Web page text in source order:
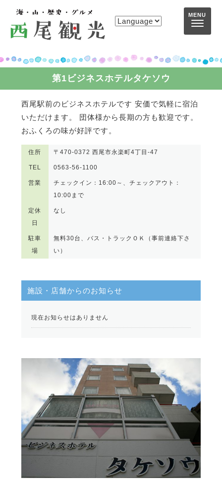
コンテンツへスキップ
第1ビジネスホテルタケソウ
西尾駅前のビジネスホテルです 安価で気軽に宿泊
いただけます。 団体様から長期の方も歓迎です。
おふくろの味が好評です。
住所 〒470-0372 西尾市永楽町4丁目-47
TEL 0563-56-1100
営業
チェックイン：16:00～、チェックアウト：
10:00まで
定休
日
なし
駐車
場
無料30台、バス・トラックＯＫ（事前連絡下さ
い）
施設・店舗からのお知らせ
現在お知らせはありません
MENU